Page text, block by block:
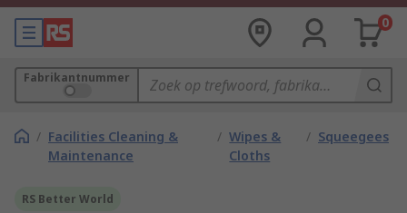
0
Fabrikantnummer
/ Facilities Cleaning &
Maintenance
/ Wipes &
Cloths
/ Squeegees
RS Better World